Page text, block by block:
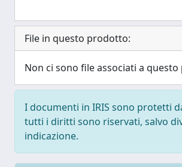
File in questo prodotto:
Non ci sono file associati a
I documenti in IRIS sono protetti
tutti i diritti sono riservati, salvo
indicazione.